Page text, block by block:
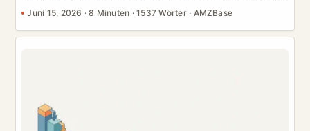
der stärksten Conversion-Hebel auf Amazon – und einer
du Abkürzungen nimmst. Das Ziel ist nicht „mehr
Verboten-Spickzettel, die legitimen Kanäle, die tatsächlich
funktionieren, eine richtlinienkonforme Beileger-Vorlage und
Juni 15, 2026 ·8 Minuten ·1537 Wörter· AMZBase